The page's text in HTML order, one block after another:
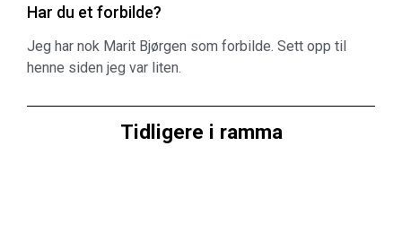
Har du et forbilde?
Jeg har nok Marit Bjørgen som forbilde. Sett opp til
henne siden jeg var liten.
Tidligere i ramma